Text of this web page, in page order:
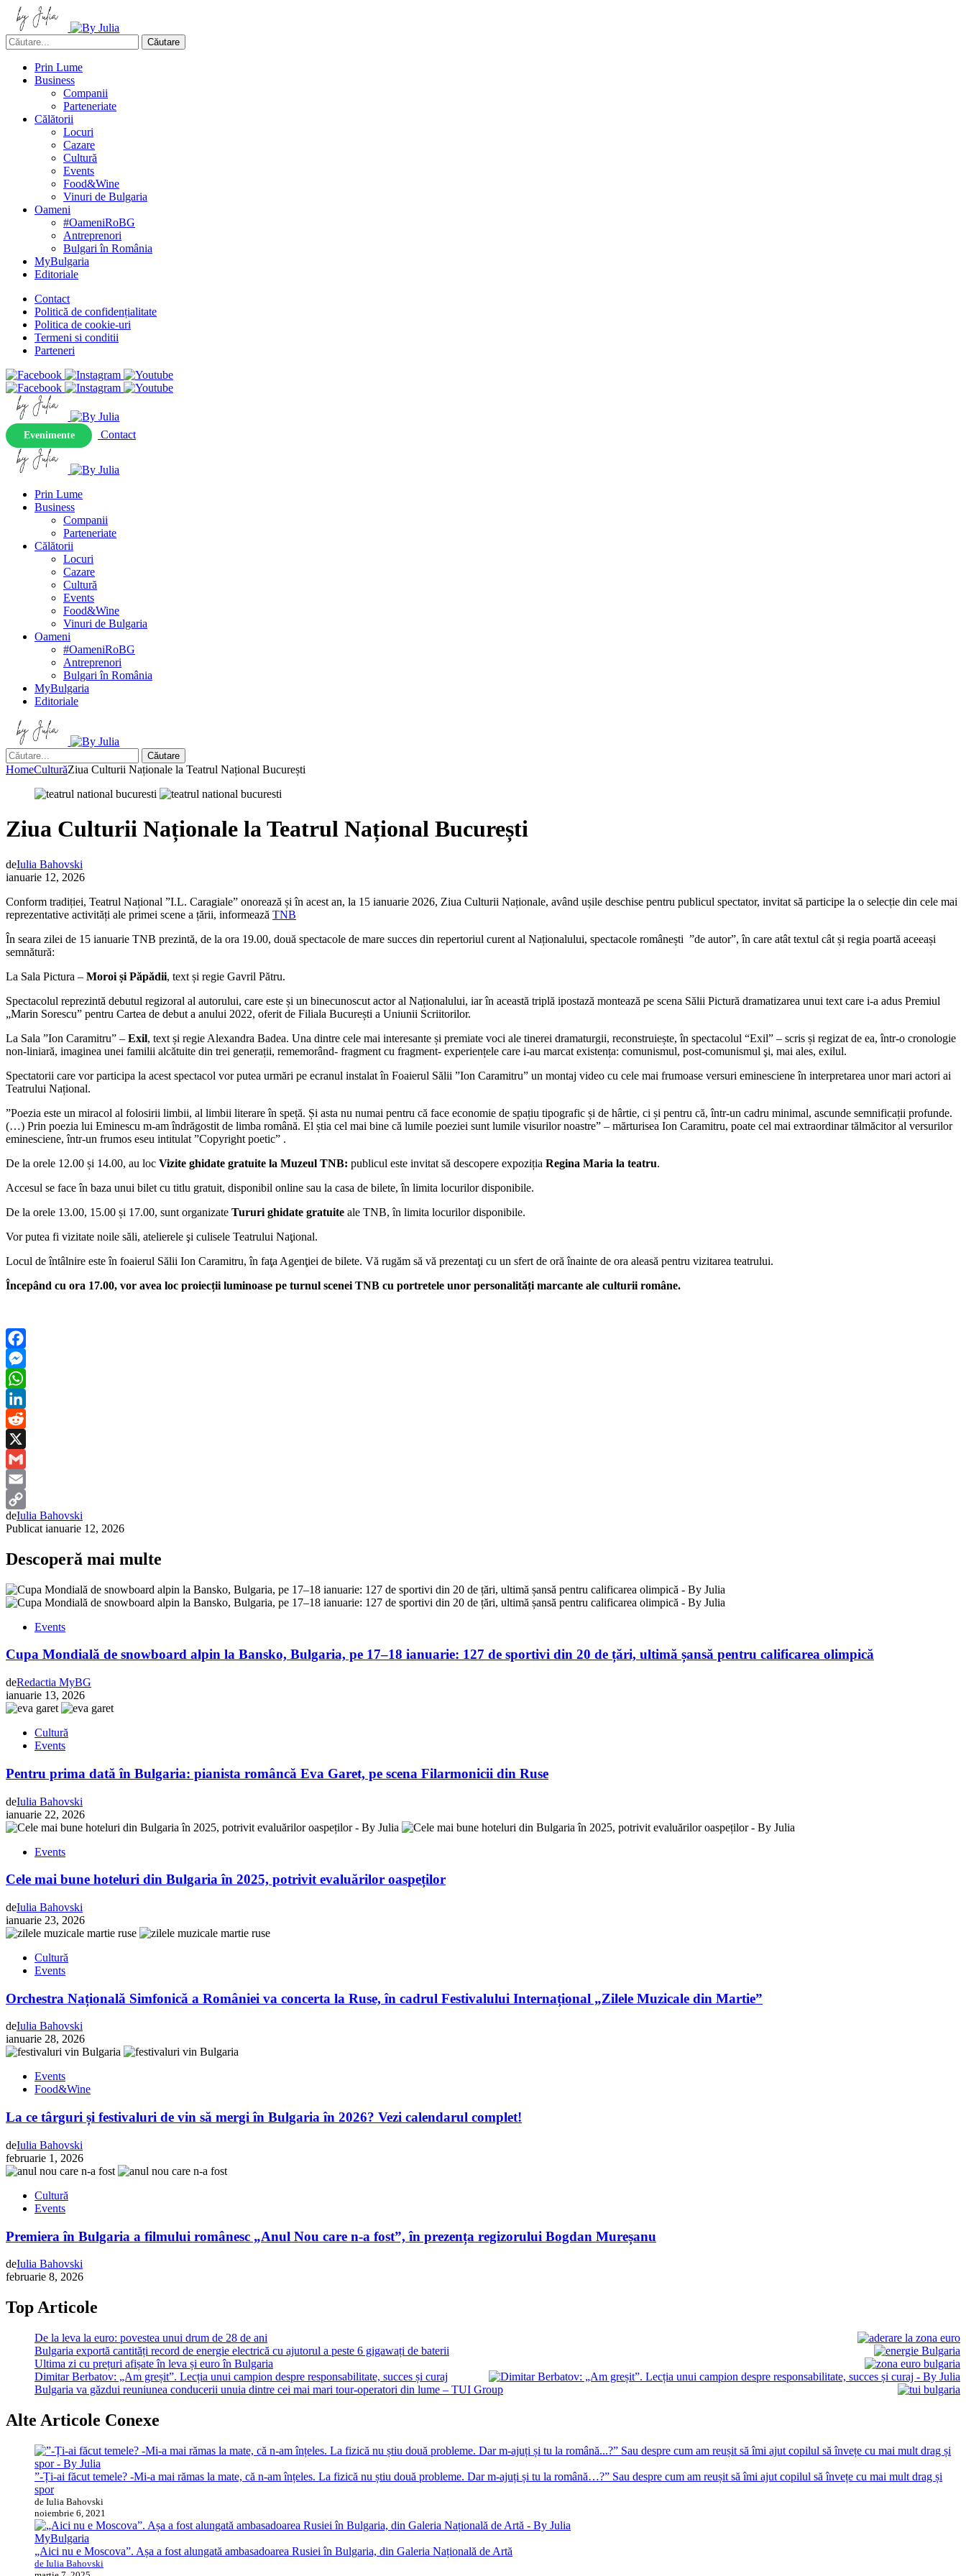
Căutare
Prin Lume
Business
Companii
Parteneriate
Călătorii
Locuri
Cazare
Cultură
Events
Food&Wine
Vinuri de Bulgaria
Oameni
#OameniRoBG
Antreprenori
Bulgari în România
MyBulgaria
Editoriale
Contact
Politică de confidențialitate
Politica de cookie-uri
Termeni si conditii
Parteneri
Evenimente Contact
Prin Lume
Business
Companii
Parteneriate
Călătorii
Locuri
Cazare
Cultură
Events
Food&Wine
Vinuri de Bulgaria
Oameni
#OameniRoBG
Antreprenori
Bulgari în România
MyBulgaria
Editoriale
Căutare
HomeCulturăZiua Culturii Naționale la Teatrul Național București
Ziua Culturii Naționale la Teatrul Național București
deIulia Bahovski
ianuarie 12, 2026
Conform tradiției, Teatrul Național ”I.L. Caragiale” onorează și în acest an, la 15 ianuarie 2026, Ziua Culturii Naționale, având ușile deschise pentru publicul spectator, invitat să participe la o selecție din cele mai
reprezentative activități ale primei scene a țării, informează TNB
În seara zilei de 15 ianuarie TNB prezintă, de la ora 19.00, două spectacole de mare succes din repertoriul curent al Naționalului, spectacole românești ”de autor”, în care atât textul cât și regia poartă aceeași
semnătură:
La Sala Pictura – Moroi și Păpădii, text și regie Gavril Pătru.
Spectacolul reprezintă debutul regizoral al autorului, care este și un binecunoscut actor al Naționalului, iar în această triplă ipostază montează pe scena Sălii Pictură dramatizarea unui text care i-a adus Premiul
„Marin Sorescu” pentru Cartea de debut a anului 2022, oferit de Filiala București a Uniunii Scriitorilor.
La Sala ”Ion Caramitru” – Exil, text și regie Alexandra Badea. Una dintre cele mai interesante și premiate voci ale tinerei dramaturgii, reconstruiește, în spectacolul “Exil” – scris și regizat de ea, într-o cronologie
non-liniară, imaginea unei familii alcătuite din trei generații, rememorând- fragment cu fragment- experiențele care i-au marcat existența: comunismul, post-comunismul şi, mai ales, exilul.
Spectatorii care vor participa la acest spectacol vor putea urmări pe ecranul instalat în Foaierul Sălii ”Ion Caramitru” un montaj video cu cele mai frumoase versuri eminesciene în interpretarea unor mari actori ai
Teatrului Național.
”Poezia este un miracol al folosirii limbii, al limbii literare în speță. Și asta nu numai pentru că face economie de spațiu tipografic și de hârtie, ci și pentru că, într-un cadru minimal, ascunde semnificații profunde.
(…) Prin poezia lui Eminescu m-am îndrăgostit de limba română. El știa cel mai bine că lumile poeziei sunt lumile visurilor noastre” – mărturisea Ion Caramitru, poate cel mai extraordinar tălmăcitor al versurilor
eminesciene, într-un frumos eseu intitulat ”Copyright poetic” .
De la orele 12.00 și 14.00, au loc Vizite ghidate gratuite la Muzeul TNB: publicul este invitat să descopere expoziția Regina Maria la teatru.
Accesul se face în baza unui bilet cu titlu gratuit, disponibil online sau la casa de bilete, în limita locurilor disponibile.
De la orele 13.00, 15.00 și 17.00, sunt organizate Tururi ghidate gratuite ale TNB, în limita locurilor disponibile.
Vor putea fi vizitate noile săli, atelierele şi culisele Teatrului Naţional.
Locul de întâlnire este în foaierul Sălii Ion Caramitru, în faţa Agenţiei de bilete. Vă rugăm să vă prezentaţi cu un sfert de oră înainte de ora aleasă pentru vizitarea teatrului.
Începând cu ora 17.00, vor avea loc proiecții luminoase pe turnul scenei TNB cu portretele unor personalități marcante ale culturii române.
Facebook
Messenger
WhatsApp
LinkedIn
Reddit
X
Gmail
Email
Copy
deIulia Bahovski
Publicat ianuarie 12, 2026
Descoperă mai multe
Events
Cupa Mondială de snowboard alpin la Bansko, Bulgaria, pe 17–18 ianuarie: 127 de sportivi din 20 de țări, ultimă șansă pentru calificarea olimpică
deRedactia MyBG
ianuarie 13, 2026
Cultură
Events
Pentru prima dată în Bulgaria: pianista româncă Eva Garet, pe scena Filarmonicii din Ruse
deIulia Bahovski
ianuarie 22, 2026
Events
Cele mai bune hoteluri din Bulgaria în 2025, potrivit evaluărilor oaspeților
deIulia Bahovski
ianuarie 23, 2026
Cultură
Events
Orchestra Națională Simfonică a României va concerta la Ruse, în cadrul Festivalului Internațional „Zilele Muzicale din Martie”
deIulia Bahovski
ianuarie 28, 2026
Events
Food&Wine
La ce târguri și festivaluri de vin să mergi în Bulgaria în 2026? Vezi calendarul complet!
deIulia Bahovski
februarie 1, 2026
Cultură
Events
Premiera în Bulgaria a filmului românesc „Anul Nou care n-a fost”, în prezența regizorului Bogdan Mureșanu
deIulia Bahovski
februarie 8, 2026
Top Articole
De la leva la euro: povestea unui drum de 28 de ani
Bulgaria exportă cantități record de energie electrică cu ajutorul a peste 6 gigawați de baterii
Ultima zi cu prețuri afișate în leva și euro în Bulgaria
Dimitar Berbatov: „Am greșit”. Lecția unui campion despre responsabilitate, succes și curaj
Bulgaria va găzdui reuniunea conducerii unuia dintre cei mai mari tour-operatori din lume – TUI Group
Alte Articole Conexe
”-Ți-ai făcut temele? -Mi-a mai rămas la mate, că n-am înțeles. La fizică nu știu două probleme. Dar m-ajuți și tu la română…?” Sau despre cum am reușit să îmi ajut copilul să învețe cu mai mult drag și
spor
de Iulia Bahovski
noiembrie 6, 2021
MyBulgaria
„Aici nu e Moscova”. Așa a fost alungată ambasadoarea Rusiei în Bulgaria, din Galeria Națională de Artă
de Iulia Bahovski